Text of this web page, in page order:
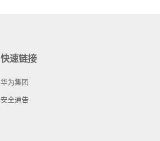
快速链接
华为集团
安全通告